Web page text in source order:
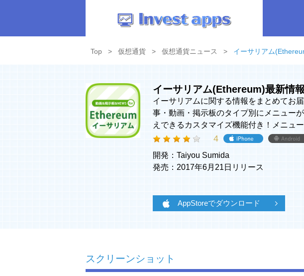
Top 仮想通貨 仮想通貨ニュース イーサリアム(Ethereum)最新情報ま
イーサリアム(Ethereum)最新情
イーサリアムに関する情報をまとめてお
事・動画・掲示板のタイプ別にメニュー
えできるカスタマイズ機能付き！メニュ
4
開発：Taiyou Sumida
発売：2017年6月21日リリース
AppStoreでダウンロード
スクリーンショット